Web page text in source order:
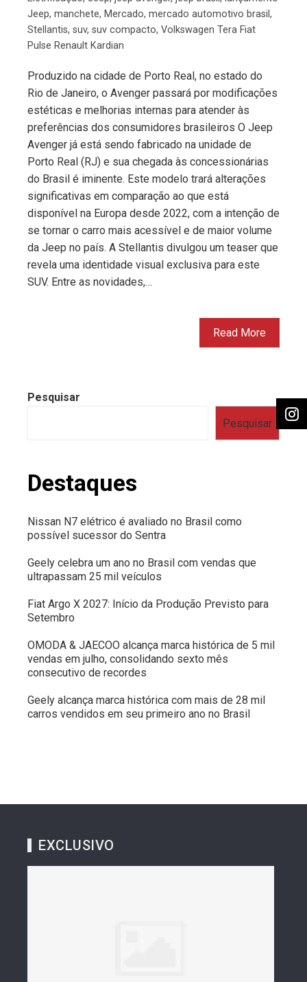
Jeep, manchete, Mercado, mercado automotivo brasil ,
Stellantis, suv, suv compacto, Volkswagen Tera Fiat
Pulse Renault Kardian
Produzido na cidade de Porto Real, no estado do
Rio de Janeiro, o Avenger passará por modificações
estéticas e melhorias internas para atender às
preferências dos consumidores brasileiros O Jeep
Avenger já está sendo fabricado na unidade de
Porto Real (RJ) e sua chegada às concessionárias
do Brasil é iminente. Este modelo trará alterações
significativas em comparação ao que está
disponível na Europa desde 2022, com a intenção de
se tornar o carro mais acessível e de maior volume
da Jeep no país. A Stellantis divulgou um teaser que
revela uma identidade visual exclusiva para este
SUV. Entre as novidades,…
Read More
Pesquisar
Pesquisar
Destaques
Nissan N7 elétrico é avaliado no Brasil como
possível sucessor do Sentra
Geely celebra um ano no Brasil com vendas que
ultrapassam 25 mil veículos
Fiat Argo X 2027: Início da Produção Previsto para
Setembro
OMODA & JAECOO alcança marca histórica de 5 mil
vendas em julho, consolidando sexto mês
consecutivo de recordes
Geely alcança marca histórica com mais de 28 mil
carros vendidos em seu primeiro ano no Brasil
EXCLUSIVO